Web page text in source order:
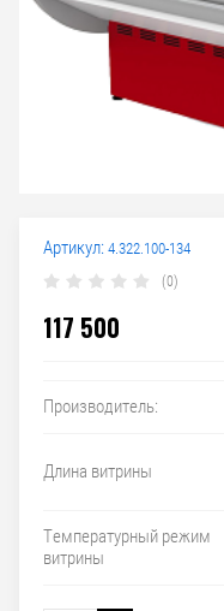
Артикул: 4.322.100-134
(0)
117 500
Производитель:
Длина витрины
Температурный режим
витрины